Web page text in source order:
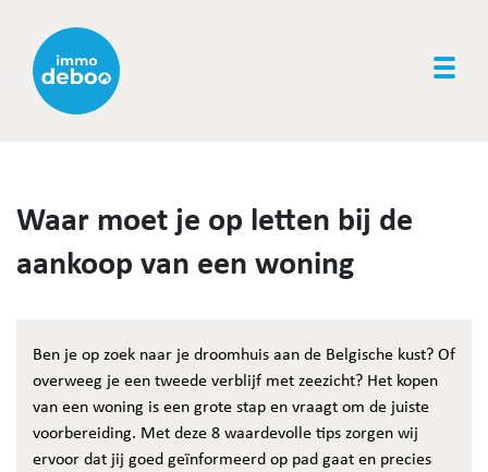
Waar moet je op letten bij de
aankoop van een woning
Ben je op zoek naar je droomhuis aan de Belgische kust? Of
overweeg je een tweede verblijf met zeezicht? Het kopen
van een woning is een grote stap en vraagt om de juiste
voorbereiding. Met deze 8 waardevolle tips zorgen wij
ervoor dat jij goed geïnformeerd op pad gaat en precies